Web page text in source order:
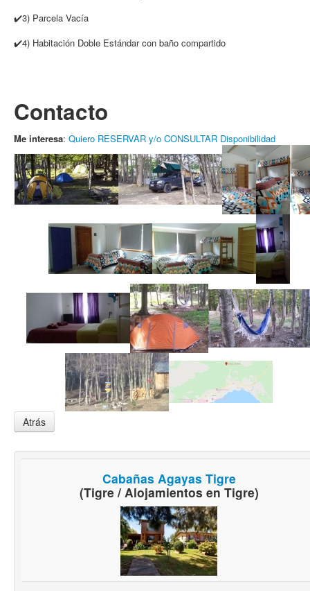
✔️3) Parcela Vacía
✔️4) Habitación Doble Estándar con baño compartido
Contacto
Me interesa: Quiero RESERVAR y/o CONSULTAR Disponibilidad
Atrás
Cabañas Agayas Tigre
(Tigre / Alojamientos en Tigre)